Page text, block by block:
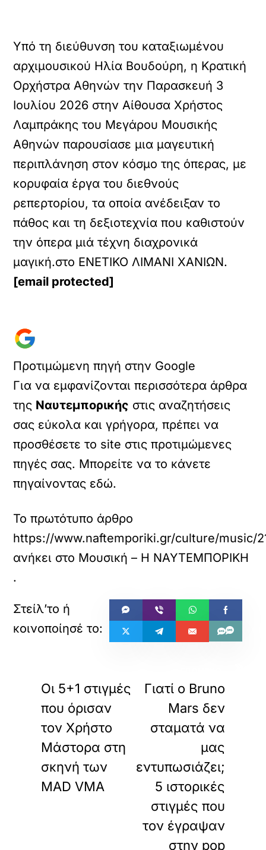
Υπό τη διεύθυνση του καταξιωμένου
αρχιμουσικού Ηλία Βουδούρη, η Κρατική
Ορχήστρα Αθηνών την Παρασκευή 3
Ιουλίου 2026 στην Αίθουσα Χρήστος
Λαμπράκης του Μεγάρου Μουσικής
Αθηνών παρουσίασε μια μαγευτική
περιπλάνηση στον κόσμο της όπερας, με
κορυφαία έργα του διεθνούς
ρεπερτορίου, τα οποία ανέδειξαν το
πάθος και τη δεξιοτεχνία που καθιστούν
την όπερα μιά τέχνη διαχρονικά
μαγική.στο ΕΝΕΤΙΚΟ ΛΙΜΑΝΙ ΧΑΝΙΩΝ.
[email protected]
Προτιμώμενη πηγή στην Google
Για να εμφανίζονται περισσότερα άρθρα
της Ναυτεμπορικής στις αναζητήσεις
σας εύκολα και γρήγορα, πρέπει να
προσθέσετε το site στις προτιμώμενες
πηγές σας. Μπορείτε να το κάνετε
πηγαίνοντας εδώ.
Το πρωτότυπο άρθρο
https://www.naftemporiki.gr/culture/music/
ανήκει στο Μουσική – Η ΝΑΥΤΕΜΠΟΡΙΚΗ
.
Οι 5+1 στιγμές
που όρισαν
τον Χρήστο
Μάστορα στη
σκηνή των
MAD VMA
Γιατί ο Bruno
Mars δεν
σταματά να
μας
εντυπωσιάζει;
5 ιστορικές
στιγμές που
τον έγραψαν
στην pop